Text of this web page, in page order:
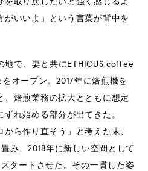
取り戻したいと強く感じるよ
がいいよ」という言葉が背中を
地で、妻と共にETHICUS coffee
オープン。2017年に焙煎機を
、焙煎業務の拡大とともに想定
れ始める部分が出てきた。
から作り直そう」と考えた末、
み、2018年に新しい空間として
タートさせた。その一貫した姿